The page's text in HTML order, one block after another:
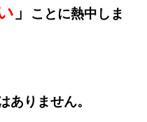
」
ことに熱中しま
ありません。